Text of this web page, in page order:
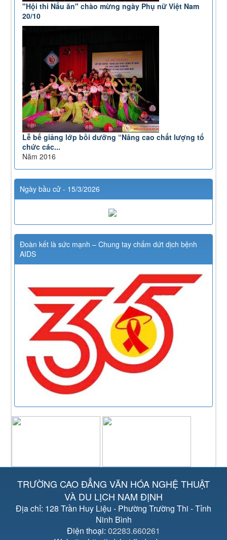
"Hội thi Nấu ăn" chào mừng ngày Phụ nữ Việt Nam
20/10
Lễ bế giảng lớp bồi dưỡng “Nâng cao chất lượng tổ
chức các...
Năm 2016
Ngày bầu cử - 15/3/2026
Đoàn kết là sức mạnh – Chung tay chấm dứt dịch bệnh
AIDS
TRƯỜNG CAO ĐẲNG VĂN HÓA NGHỆ THUẬT
VÀ DU LỊCH NAM ĐỊNH
Địa chỉ: 128 Trần Huy Liệu - Phường Trường Thi - Tỉnh
Ninh Bình
Điện thoại: 02283.660261